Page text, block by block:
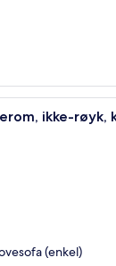
Leilighet –
ikke-røyk,
(enkel)